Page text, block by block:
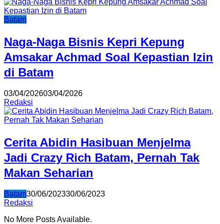
Batam
Naga-Naga Bisnis Kepri Kepung
Amsakar Achmad Soal Kepastian Izin
di Batam
03/04/202603/04/2026
Redaksi
Cerita Abidin Hasibuan Menjelma
Jadi Crazy Rich Batam, Pernah Tak
Makan Seharian
Batam30/06/202330/06/2023
Redaksi
No More Posts Available.